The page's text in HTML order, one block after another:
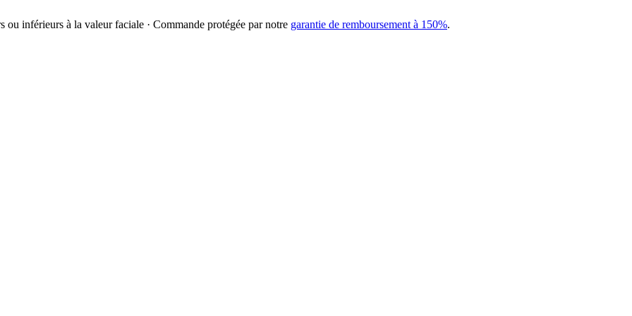
inférieurs à la valeur faciale · Commande protégée par notre garantie de remboursement à 150%.